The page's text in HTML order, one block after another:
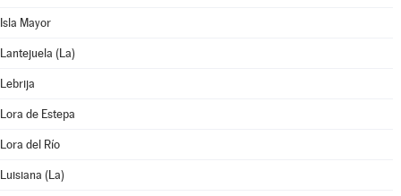
Isla Mayor
Lantejuela (La)
Lebrija
Lora de Estepa
Lora del Río
Luisiana (La)